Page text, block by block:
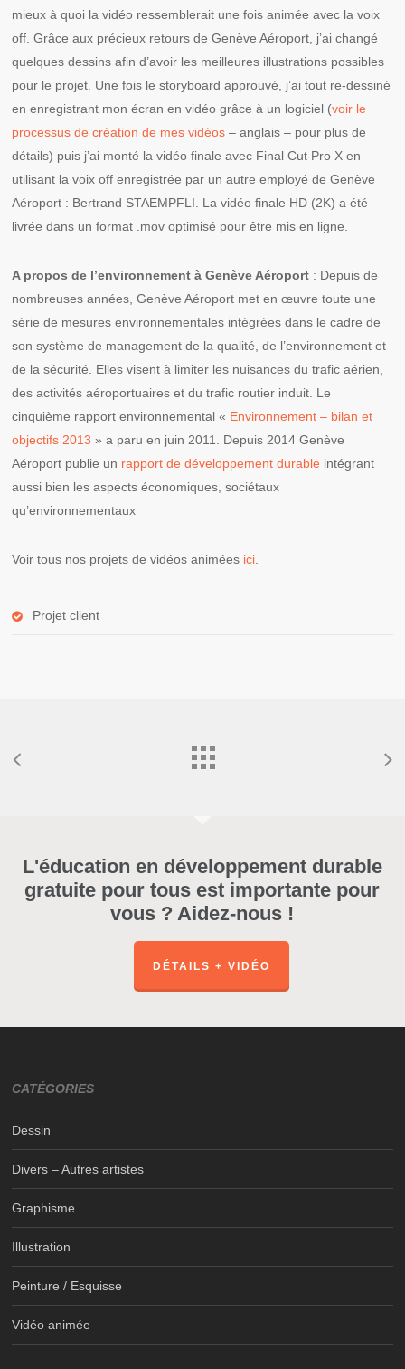
mieux à quoi la vidéo ressemblerait une fois animée avec la voix
off. Grâce aux précieux retours de Genève Aéroport, j’ai changé
quelques dessins afin d’avoir les meilleures illustrations possibles
pour le projet. Une fois le storyboard approuvé, j’ai tout re-dessiné
en enregistrant mon écran en vidéo grâce à un logiciel (voir le
processus de création de mes vidéos – anglais – pour plus de
détails) puis j’ai monté la vidéo finale avec Final Cut Pro X en
utilisant la voix off enregistrée par un autre employé de Genève
Aéroport : Bertrand STAEMPFLI. La vidéo finale HD (2K) a été
livrée dans un format .mov optimisé pour être mis en ligne.
A propos de l’environnement à Genève Aéroport : Depuis de
nombreuses années, Genève Aéroport met en œuvre toute une
série de mesures environnementales intégrées dans le cadre de
son système de management de la qualité, de l’environnement et
de la sécurité. Elles visent à limiter les nuisances du trafic aérien,
des activités aéroportuaires et du trafic routier induit. Le
cinquième rapport environnemental « Environnement – bilan et
objectifs 2013 » a paru en juin 2011. Depuis 2014 Genève
Aéroport publie un rapport de développement durable intégrant
aussi bien les aspects économiques, sociétaux
qu’environnementaux
Voir tous nos projets de vidéos animées ici
Projet client
L'éducation en développement durable
gratuite pour tous est importante pour
vous ? Aidez-nous !
DÉTAILS + VIDÉO
CATÉGORIES
Dessin
Divers – Autres artistes
Graphisme
Illustration
Peinture / Esquisse
Vidéo animée